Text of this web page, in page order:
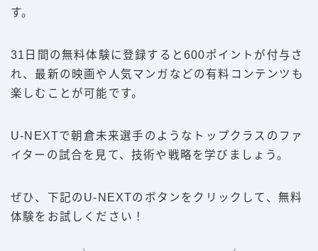
す。
31日間の無料体験に登録すると600ポイントが付与さ
れ、最新の映画や人気マンガなどの有料コンテンツも
楽しむことが可能です。
U-NEXTで朝倉未来選手のようなトップクラスのファ
イターの試合を見て、技術や戦略を学びましょう。
ぜひ、下記のU-NEXTのボタンをクリックして、無料
体験をお試しください！